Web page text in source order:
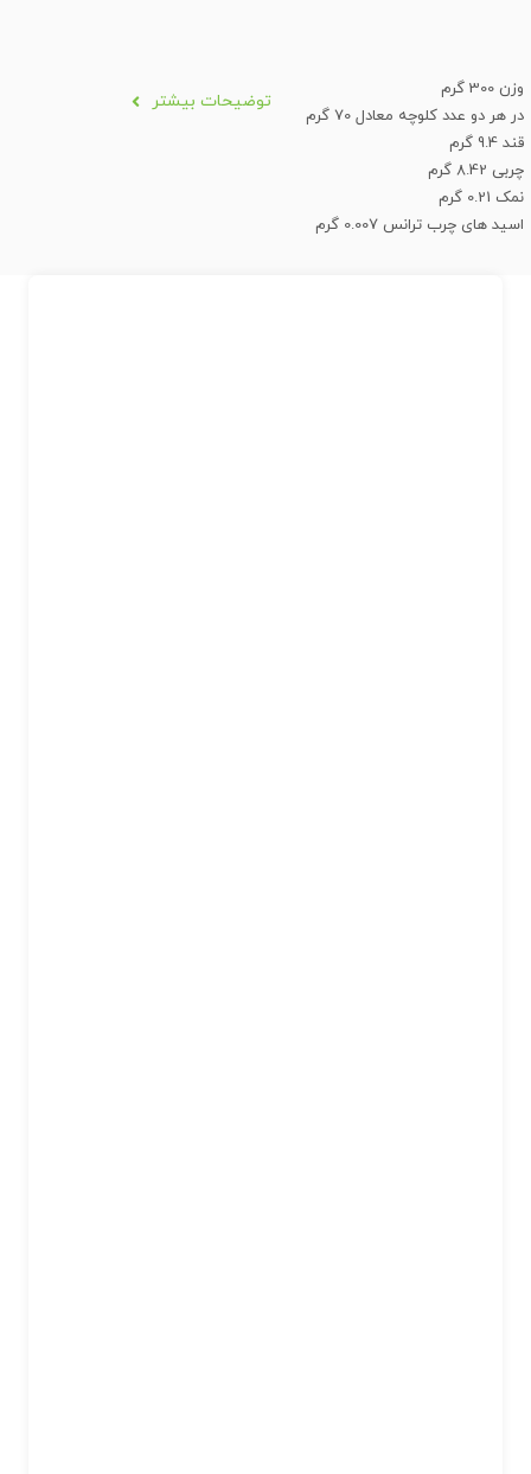
وزن 300 گرم
در هر دو عدد کلوچه معادل 70 گرم
قند 9.4 گرم
چربی 8.42 گرم
نمک 0.21 گرم
اسید های چرب ترانس 0.007 گرم
توضیحات بیشتر